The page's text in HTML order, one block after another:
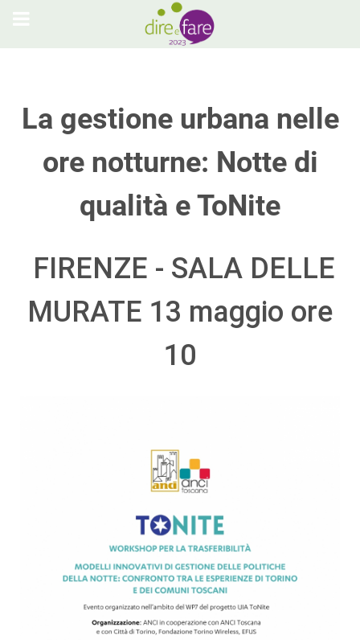
La gestione urbana nelle
ore notturne: Notte di
qualità e ToNite
FIRENZE - SALA DELLE
MURATE 13 maggio ore
10